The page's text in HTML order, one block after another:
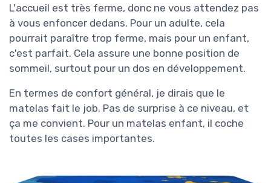
L'accueil est très ferme, donc ne vous attendez pas
à vous enfoncer dedans. Pour un adulte, cela
pourrait paraître trop ferme, mais pour un enfant,
c'est parfait. Cela assure une bonne position de
sommeil, surtout pour un dos en développement.
En termes de confort général, je dirais que le
matelas fait le job. Pas de surprise à ce niveau, et
ça me convient. Pour un matelas enfant, il coche
toutes les cases importantes.